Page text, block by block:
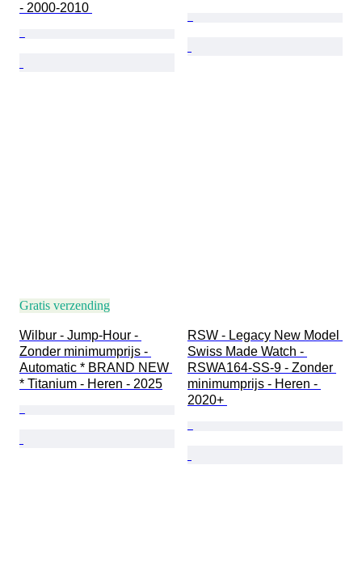
- 2000-2010
Gratis verzending
Wilbur - Jump-Hour -
Zonder minimumprijs -
Automatic * BRAND NEW
* Titanium - Heren - 2025
RSW - Legacy New Model
Swiss Made Watch -
RSWA164-SS-9 - Zonder
minimumprijs - Heren -
2020+